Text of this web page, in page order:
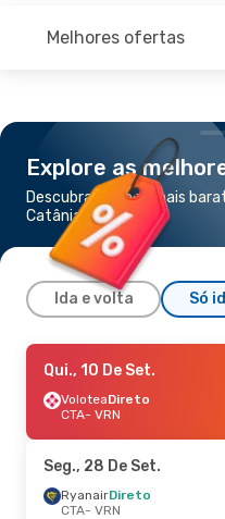
Melhores ofertas
Explore as
Descubra os voos mais
Catânia para Verona
Ida e volta Só
Sex., 4 De Set.- Dom., 6
VoloteaDireto
CTA- VRN
VRN- CTA
Dom., 6 De Set.
Qui., 10 De Set.
VoloteaDireto
CTA- VRN
Seg., 28 De Set.
RyanairDireto
CTA- VRN